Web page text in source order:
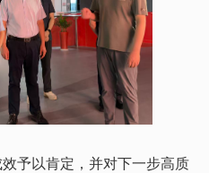
予以肯定，并对下一步高质